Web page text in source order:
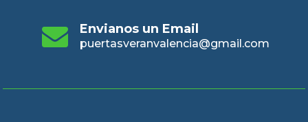
Envianos un Email
puertasveranvalencia@gmail.com